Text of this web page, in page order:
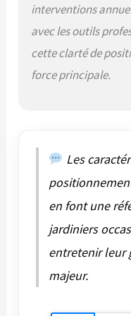
interventions
avec les outils
cette clarté de
force principale.
Les
en font une
jardiniers
entretenir leur
majeur.